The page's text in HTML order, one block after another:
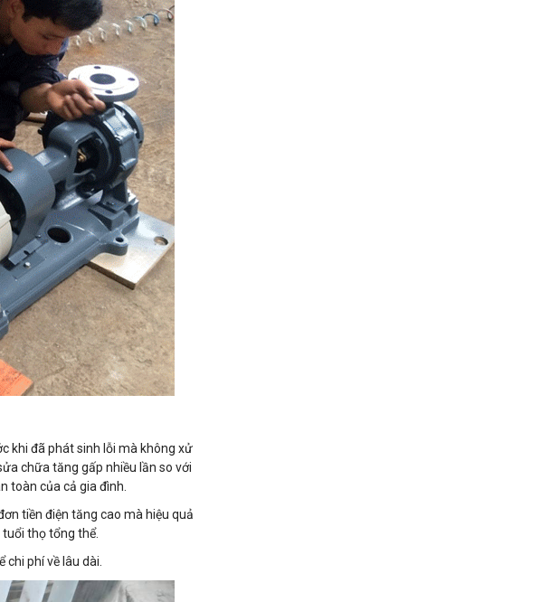
khi đã phát sinh lỗi mà không xử
chữa tăng gấp nhiều lần so với
toàn của cả gia đình.
tiền điện tăng cao mà hiệu quả
thọ tổng thể.
phí về lâu dài.